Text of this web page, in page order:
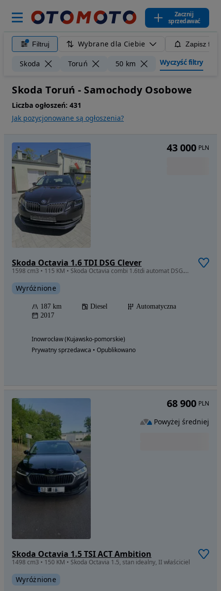
Zacznij
sprzedawać
Filtruj Wybrane dla Ciebie Zapisz
Skoda Toruń 50 km Wyczyść filtry
Skoda Toruń - Samochody Osobowe
Liczba ogłoszeń: 431
Jak pozycjonowane są ogłoszenia?
Skoda Octavia 1.6 TDI DSG Clever
1598 cm3 • 115 KM • Skoda Octavia combi 1.6tdi automat DSG.Wersja Scout.
Wyróżnione
187 km Diesel
Automatyczna
2017
Inowrocław (Kujawsko-pomorskie)
Prywatny sprzedawca • Opublikowano
43 000 PLN
Skoda Octavia 1.5 TSI ACT Ambition
1498 cm3 • 150 KM • Skoda Octavia 1.5, stan idealny, II właściciel
Wyróżnione
68 900 PLN
Powyżej średniej